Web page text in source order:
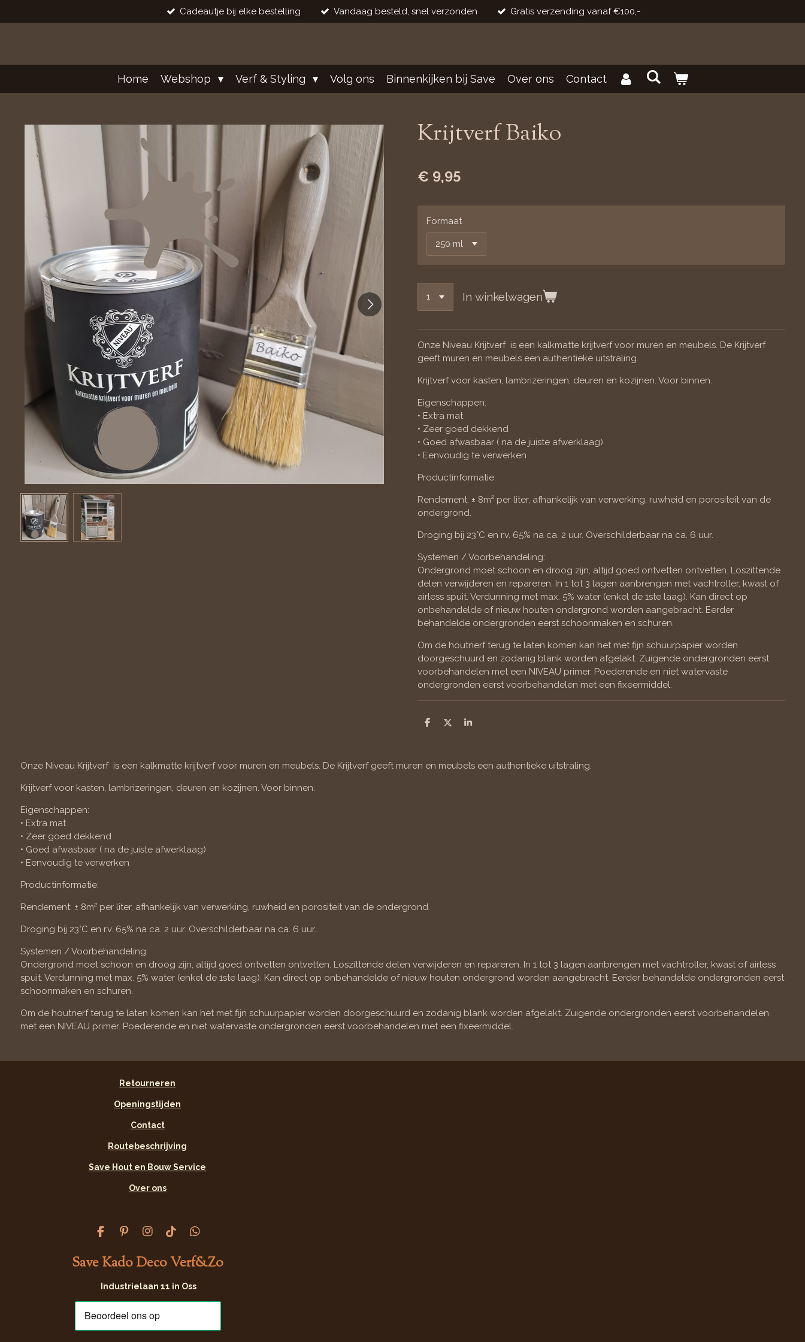
direct
hoofdinhoud
Cadeautje bij elke bestelling Vandaag besteld, snel verzonden Gratis verzending vanaf €100,-
Home Webshop Verf & Styling Volg ons Binnenkijken bij Save Over ons Contact
Krijtverf Baiko
€ 9,95
Formaat
In winkelwagen
Onze Niveau Krijtverf is een kalkmatte krijtverf voor muren en meubels. De Krijtverf
geeft muren en meubels een authentieke uitstraling.
Krijtverf voor kasten, lambrizeringen, deuren en kozijnen. Voor binnen.
Eigenschappen:
• Extra mat
• Zeer goed dekkend
• Goed afwasbaar ( na de juiste afwerklaag)
• Eenvoudig te verwerken
Productinformatie:
Rendement: ± 8m² per liter, afhankelijk van verwerking, ruwheid en porositeit van de
ondergrond.
Droging bij 23°C en r.v. 65% na ca. 2 uur. Overschilderbaar na ca. 6 uur.
Systemen / Voorbehandeling:
Ondergrond moet schoon en droog zijn, altijd goed ontvetten ontvetten. Loszittende
delen verwijderen en repareren. In 1 tot 3 lagen aanbrengen met vachtroller, kwast of
airless spuit. Verdunning met max. 5% water (enkel de 1ste laag). Kan direct op
onbehandelde of nieuw houten ondergrond worden aangebracht. Eerder
behandelde ondergronden eerst schoonmaken en schuren.
Om de houtnerf terug te laten komen kan het met fijn schuurpapier worden
doorgeschuurd en zodanig blank worden afgelakt. Zuigende ondergronden eerst
voorbehandelen met een NIVEAU primer. Poederende en niet watervaste
ondergronden eerst voorbehandelen met een fixeermiddel.
D
D
S
e
Onze Niveau Krijtverf is een kalkmatte krijtverf voor muren en meubels. De Krijtverf geeft muren en meubels een authentieke uitstraling.
Krijtverf voor kasten, lambrizeringen, deuren en kozijnen. Voor binnen.
Eigenschappen:
• Extra mat
• Zeer goed dekkend
• Goed afwasbaar ( na de juiste afwerklaag)
• Eenvoudig te verwerken
Productinformatie:
Rendement: ± 8m² per liter, afhankelijk van verwerking, ruwheid en porositeit van de ondergrond.
Droging bij 23°C en r.v. 65% na ca. 2 uur. Overschilderbaar na ca. 6 uur.
Systemen / Voorbehandeling:
Ondergrond moet schoon en droog zijn, altijd goed ontvetten ontvetten. Loszittende delen verwijderen en repareren. In 1 tot 3 lagen aanbrengen met vachtroller, kwast of airless
spuit. Verdunning met max. 5% water (enkel de 1ste laag). Kan direct op onbehandelde of nieuw houten ondergrond worden aangebracht. Eerder behandelde ondergronden eerst
schoonmaken en schuren.
Om de houtnerf terug te laten komen kan het met fijn schuurpapier worden doorgeschuurd en zodanig blank worden afgelakt. Zuigende ondergronden eerst voorbehandelen
met een NIVEAU primer. Poederende en niet watervaste ondergronden eerst voorbehandelen met een fixeermiddel.
Retourneren
Openingstijden
Contact
Routebeschrijving
Save Hout en Bouw Service
Over ons
F
c
e
o
o
k
P
n
t
r
e
s
t
I
s
t
g
r
a
m
T
k
T
k
W
a
t
A
p
Save Kado Deco Verf&Zo
Industrielaan 11 in Oss